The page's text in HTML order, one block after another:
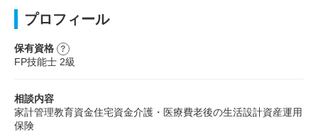
プロフィール
保有資格
FP技能士 2級
相談内容
家計管理教育資金住宅資金介護・医療費老後の生活設計資産運用
保険